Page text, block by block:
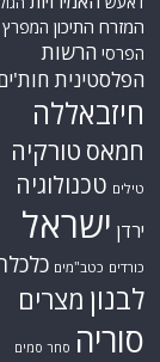
המזרח התיכון המפרץ
הפרסי הרשות
הפלסטינית
חיזבאללה
חמאס טורקיה
טילים טכנולוגיה
ירדן ישראל
כורדים כטב"מים
לבנון מצרים
סוריה סחר סמים